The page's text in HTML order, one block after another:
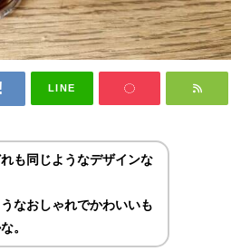
LINE
も同じようなデザインな
なおしゃれでかわいいも
。